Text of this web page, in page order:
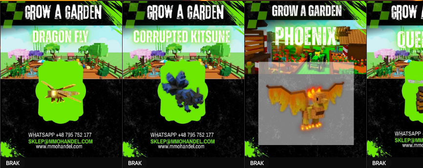
BRAK BRAK BRAK BRAK